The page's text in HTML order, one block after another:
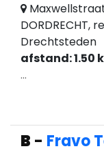
Maxwellstraat
DORDRECHT,
Drechtsteden
afstand: 1.50
...
B - Fravo